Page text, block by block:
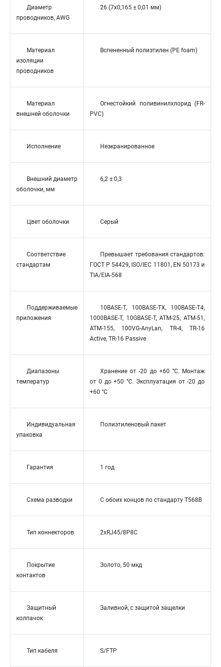
Диаметр
проводников, AWG
26 (7x0,165 ± 0,01 мм)
Материал
изоляции
проводников
Вспененный полиэтилен (PE foam)
Материал
внешней оболочки
Огнестойкий поливинилхлорид (FR-
PVC)
Исполнение Неэкранированное
Внешний диаметр
оболочки, мм
6,2 ± 0,3
Цвет оболочки Серый
Соответствие
стандартам
Превышает требования стандартов:
ГОСТ Р 54429, ISO/IEC 11801, EN 50173 и
TIA/EIA-568
Поддерживаемые
приложения
10BASE-T, 100BASE-TX, 100BASE-T4,
1000BASE-T, 10GBASE-T, ATM-25, ATM-51,
ATM-155, 100VG-AnyLan, TR-4, TR-16
Active, TR-16 Passive
Диапазоны
температур
Хранение от -20 до +60 °C. Монтаж
от 0 до +50 °C. Эксплуатация от -20 до
+60 °C
Индивидуальная
упаковка
Полиэтиленовый пакет
Гарантия 1 год
Схема разводки С обоих концов по стандарту T568B
Тип коннекторов 2xRJ45/8P8C
Покрытие
контактов
Золото, 50 мкд
Защитный
колпачок
Заливной, с защитой защелки
Тип кабеля S/FTP